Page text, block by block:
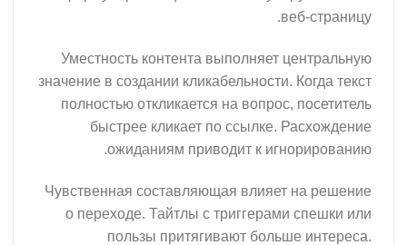
веб-страницу.
Уместность контента выполняет центральную
значение в создании кликабельности. Когда текст
полностью откликается на вопрос, посетитель
быстрее кликает по ссылке. Расхождение
ожиданиям приводит к игнорированию.
Чувственная составляющая влияет на решение
о переходе. Тайтлы с триггерами спешки или
пользы притягивают больше интереса.